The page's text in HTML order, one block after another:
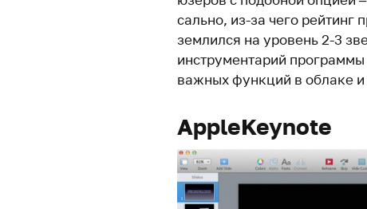
сально, из-за чего
зем­лился на уро­вень 2-3
инстру­мен­тарий
важных функций в облаке
AppleKeynote